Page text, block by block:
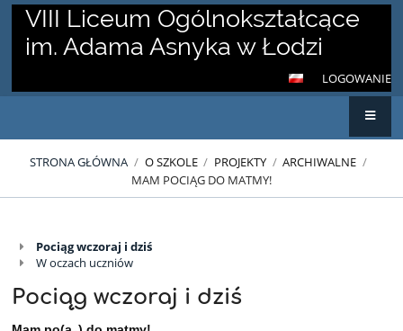
VIII Liceum Ogólnokształcące
im. Adama Asnyka w Łodzi
LOGOWANIE
STRONA GŁÓWNA / O SZKOLE / PROJEKTY / ARCHIWALNE /
MAM POCIĄG DO MATMY!
Mam
pociąg
do
Pociąg wczoraj i dziś
W oczach uczniów
Pociąg wczoraj i dziś